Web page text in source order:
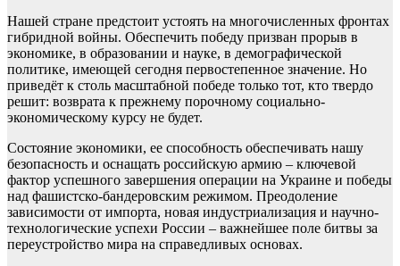
Нашей стране предстоит устоять на многочисленных фронтах
гибридной войны. Обеспечить победу призван прорыв в
экономике, в образовании и науке, в демографической
политике, имеющей сегодня первостепенное значение. Но
приведёт к столь масштабной победе только тот, кто твердо
решит: возврата к прежнему порочному социально-
экономическому курсу не будет.
Состояние экономики, ее способность обеспечивать нашу
безопасность и оснащать российскую армию – ключевой
фактор успешного завершения операции на Украине и победы
над фашистско-бандеровским режимом. Преодоление
зависимости от импорта, новая индустриализация и научно-
технологические успехи России – важнейшее поле битвы за
переустройство мира на справедливых основах.